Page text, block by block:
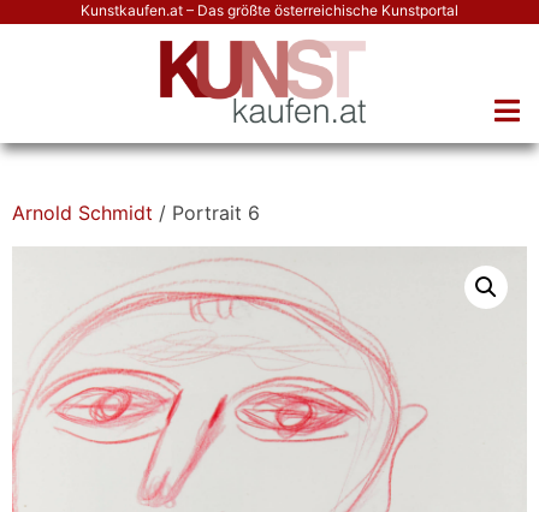
Kunstkaufen.at – Das größte österreichische Kunstportal
Arnold Schmidt / Portrait 6